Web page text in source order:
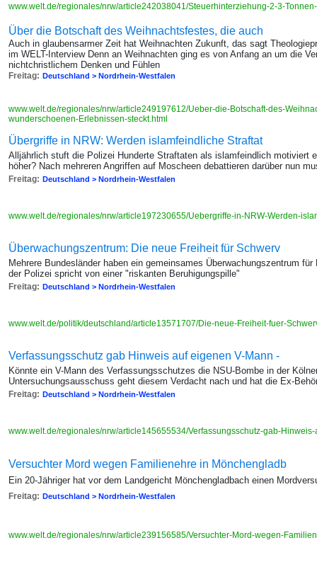
www.welt.de/regionales/nrw/article242038041/Steuerhinterziehung-2-3-
Über die Botschaft des Weihnachtsfestes, die auch
Auch in glaubensarmer Zeit hat Weihnachten Zukunft, das sagt
im WELT-Interview Denn an Weihnachten ging es von Anfang an um die
nichtchristlichem Denken und Fühlen
Freitag: Deutschland > Nordrhein-Westfalen
www.welt.de/regionales/nrw/article249197612/Ueber-die-Botschaft-des-
wunderschoenen-Erlebnissen-steckt.html
Übergriffe in NRW: Werden islamfeindliche Straftat
Alljährlich stuft die Polizei Hunderte Straftaten als islamfeindlich motiviert
höher? Nach mehreren Angriffen auf Moscheen debattieren darüber nun
Freitag: Deutschland > Nordrhein-Westfalen
www.welt.de/regionales/nrw/article197230655/Uebergriffe-in-NRW-Werden-
Überwachungszentrum: Die neue Freiheit für Schwerv
Mehrere Bundesländer haben ein gemeinsames Überwachungszentrum
der Polizei spricht von einer "riskanten Beruhigungspille"
Freitag: Deutschland > Nordrhein-Westfalen
www.welt.de/politik/deutschland/article13571707/Die-neue-Freiheit-fuer-
Verfassungsschutz gab Hinweis auf eigenen V-Mann -
Könnte ein V-Mann des Verfassungsschutzes die NSU-Bombe in der
Untersuchungsausschuss geht diesem Verdacht nach und hat die Ex-
Freitag: Deutschland > Nordrhein-Westfalen
www.welt.de/regionales/nrw/article145655534/Verfassungsschutz-gab-
Versuchter Mord wegen Familienehre in Mönchengladb
Ein 20-Jähriger hat vor dem Landgericht Mönchengladbach einen
Freitag: Deutschland > Nordrhein-Westfalen
www.welt.de/regionales/nrw/article239156585/Versuchter-Mord-wegen-